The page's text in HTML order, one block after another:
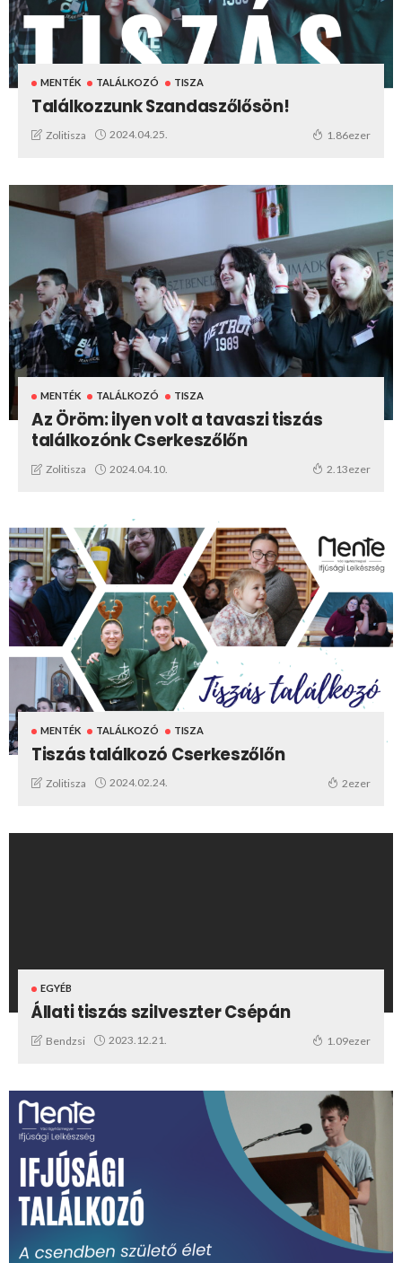
MENTÉK TALÁLKOZÓ TISZA
Találkozzunk Szandaszőlősön!
Zolitisza 2024.04.25. 1.86ezer
MENTÉK TALÁLKOZÓ TISZA
Az Öröm: ilyen volt a tavaszi tiszás
találkozónk Cserkeszőlőn
Zolitisza 2024.04.10. 2.13ezer
MENTÉK TALÁLKOZÓ TISZA
Tiszás találkozó Cserkeszőlőn
Zolitisza 2024.02.24. 2ezer
EGYÉB
Állati tiszás szilveszter Csépán
Bendzsi 2023.12.21. 1.09ezer